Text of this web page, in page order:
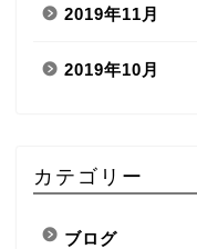
2019年11月
2019年10月
カテゴリー
ブログ